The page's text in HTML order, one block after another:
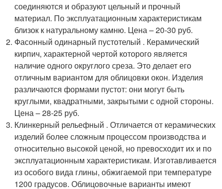
соединяются и образуют цельный и прочный
материал. По эксплуатационным характеристикам
близок к натуральному камню. Цена – 20-30 руб.
Фасонный одинарный пустотелый . Керамический
кирпич, характерной чертой которого является
наличие одного округлого среза. Это делает его
отличным вариантом для облицовки окон. Изделия
различаются формами пустот: они могут быть
круглыми, квадратными, закрытыми с одной стороны.
Цена – 28-25 руб.
Клинкерный рельефный . Отличается от керамических
изделий более сложным процессом производства и
относительно высокой ценой, но превосходит их и по
эксплуатационным характеристикам. Изготавливается
из особого вида глины, обжигаемой при температуре
1200 градусов. Облицовочные варианты имеют